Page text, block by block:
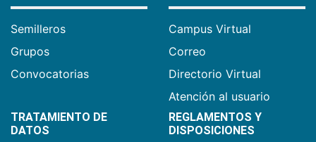
Semilleros
Grupos
Convocatorias
Campus Virtual
Correo
Directorio Virtual
Atención al usuario
TRATAMIENTO DE
DATOS
REGLAMENTOS Y
DISPOSICIONES